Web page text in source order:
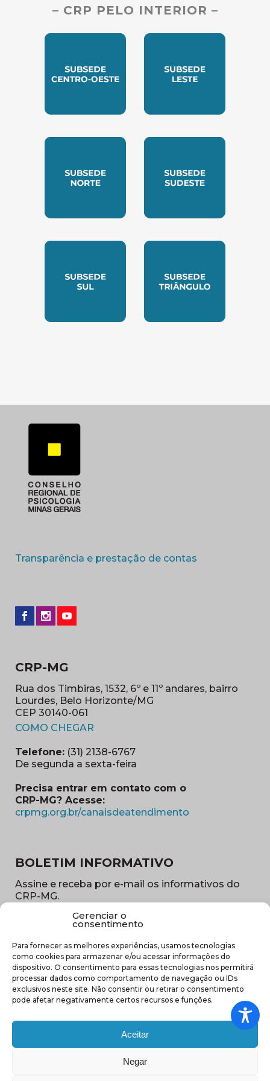
Gerenciar o
consentimento
Para fornecer as melhores experiências, usamos tecnologias
como cookies para armazenar e/ou acessar informações do
dispositivo. O consentimento para essas tecnologias nos permitirá
processar dados como comportamento de navegação ou IDs
exclusivos neste site. Não consentir ou retirar o consentimento
pode afetar negativamente certos recursos e funções.
Aceitar
Negar
– CRP PELO INTERIOR –
Transparência e prestação de contas
CRP-MG
Rua dos Timbiras, 1532, 6º e 11º andares, bairro
Lourdes, Belo Horizonte/MG
CEP 30140-061
COMO CHEGAR
Telefone: (31) 2138-6767
De segunda a sexta-feira
Precisa entrar em contato com o
CRP-MG? Acesse:
crpmg.org.br/canaisdeatendimento
BOLETIM INFORMATIVO
Assine e receba por e-mail os informativos do
CRP-MG.
E-
mail
(obrigatório)
Sub
região